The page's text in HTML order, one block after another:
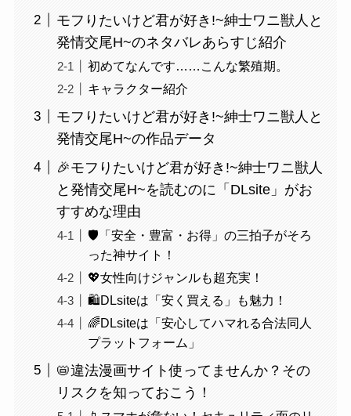
モフりたいけど君が好き!~紳士ワニ獣人と
発情交尾H~のネタバレあらすじ紹介
初めてなんです……こんな繁殖期。
キャラクター紹介
モフりたいけど君が好き!~紳士ワニ獣人と
発情交尾H~の作品データ
🎉モフりたいけど君が好き!~紳士ワニ獣人
と発情交尾H~を読むのに「DLsite」がお
すすめな理由
🛡️「安全・豊富・お得」の三拍子がそろ
った神サイト！
💖女性向けジャンルも超充実！
🛍️DLsiteは「安く買える」も魅力！
🌈DLsiteは「安心してハマれる合法同人
プラットフォーム」
📛違法漫画サイト使ってませんか？その
リスクを知っておこう！